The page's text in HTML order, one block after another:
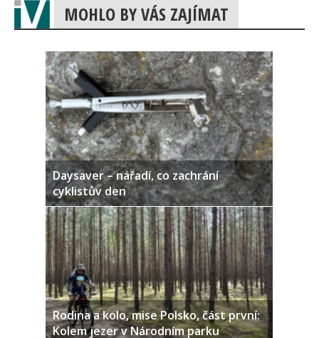
MOHLO BY VÁS ZAJÍMAT
Daysaver – nářadí, co zachrání
cyklistův den
Rodina a kolo, mise Polsko, část první:
Kolem jezer v Národním parku